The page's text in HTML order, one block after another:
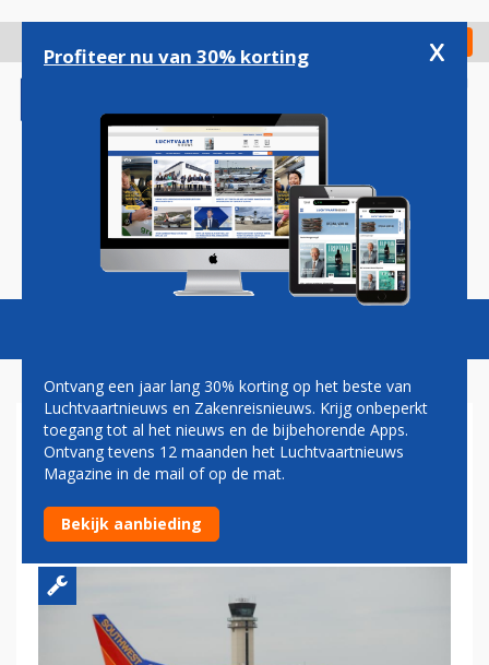
gaan
Check in
Magazine Podcasts Vacatures
FAA KOMT MET RICHTLIJN
VOOR INSPECTIES AAN
BOEING 737-MOTOREN
Profiteer nu van 30% korting x
Ontvang een jaar lang 30% korting op het beste van
Luchtvaartnieuws en Zakenreisnieuws. Krijg onbeperkt
toegang tot al het nieuws en de bijbehorende Apps.
Ontvang tevens 12 maanden het Luchtvaartnieuws
Magazine in de mail of op de mat.
Bekijk aanbieding